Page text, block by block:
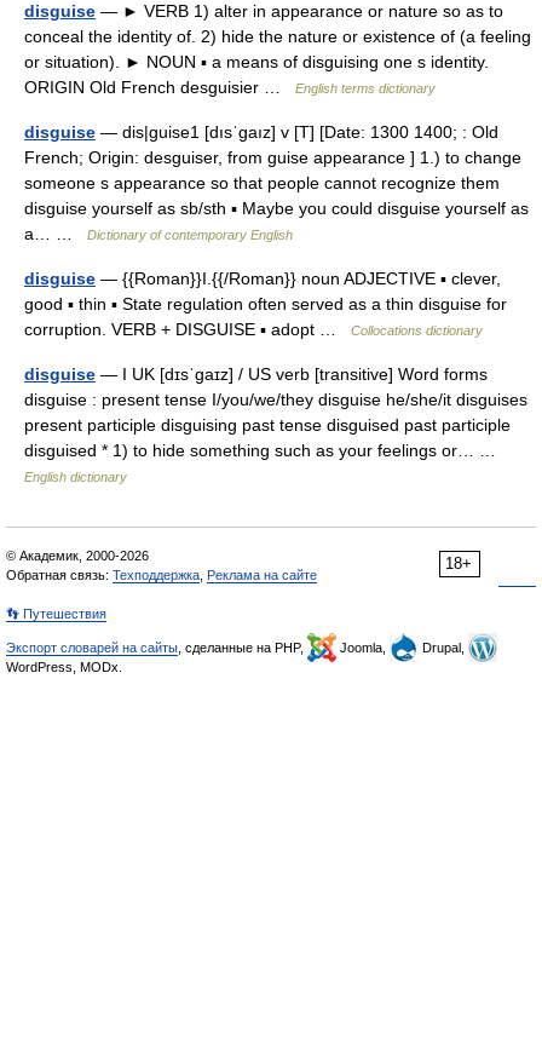
disguise — ► VERB 1) alter in appearance or nature so as to
conceal the identity of. 2) hide the nature or existence of (a feeling
or situation). ► NOUN ▪ a means of disguising one s identity.
ORIGIN Old French desguisier …
English terms dictionary
disguise — dis|guise1 [dısˈgaız] v [T] [Date: 1300 1400; : Old
French; Origin: desguiser, from guise appearance ] 1.) to change
someone s appearance so that people cannot recognize them
disguise yourself as sb/sth ▪ Maybe you could disguise yourself as
a… …
Dictionary of contemporary English
disguise — {{Roman}}I.{{/Roman}} noun ADJECTIVE ▪ clever,
good ▪ thin ▪ State regulation often served as a thin disguise for
corruption. VERB + DISGUISE ▪ adopt …
Collocations dictionary
disguise — I UK [dɪsˈɡaɪz] / US verb [transitive] Word forms
disguise : present tense I/you/we/they disguise he/she/it disguises
present participle disguising past tense disguised past participle
disguised * 1) to hide something such as your feelings or… …
English dictionary
18+
© Академик, 2000-2026
Обратная связь: Техподдержка Реклама на сайте
👣 Путешествия
Экспорт словарей на сайты , сделанные на PHP, Joomla,
Drupal,
WordPress, MODx.